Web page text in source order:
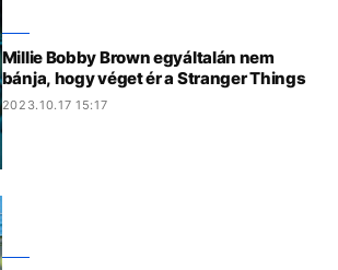
Millie Bobby Brown egyáltalán nem
bánja, hogy véget ér a Stranger Things
2023.10.17 15:17